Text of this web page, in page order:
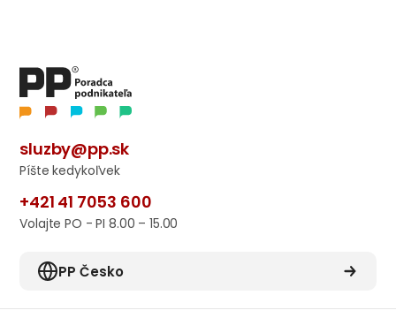
sluzby@pp.sk
Píšte kedykoľvek
+421 41 7053 600
Volajte PO - PI 8.00 – 15.00
PP Česko